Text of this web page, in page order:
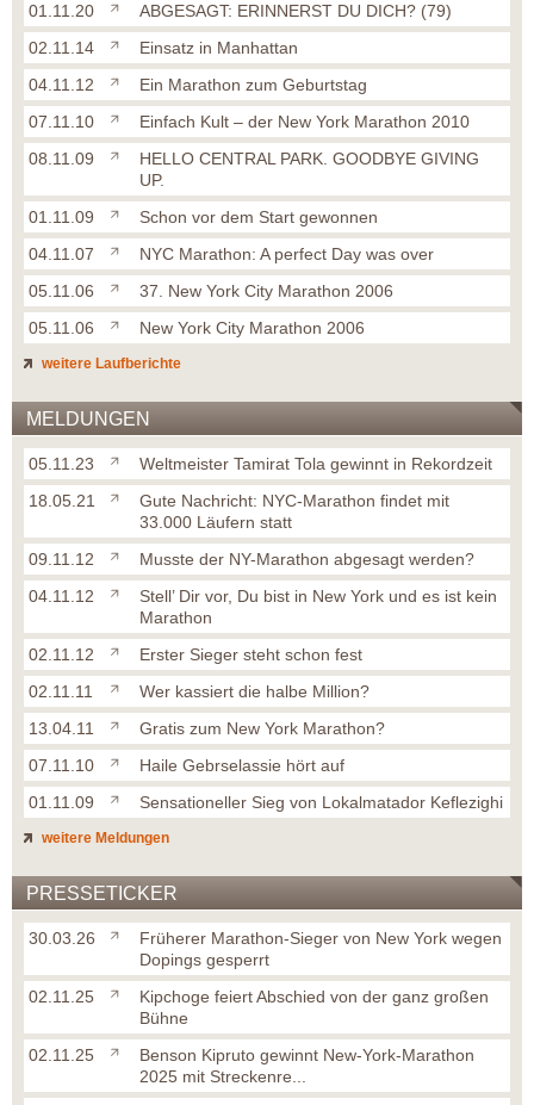
01.11.20
ABGESAGT: ERINNERST DU DICH? (79)
02.11.14
Einsatz in Manhattan
04.11.12
Ein Marathon zum Geburtstag
07.11.10
Einfach Kult – der New York Marathon 2010
08.11.09
HELLO CENTRAL PARK. GOODBYE GIVING
UP.
01.11.09
Schon vor dem Start gewonnen
04.11.07
NYC Marathon: A perfect Day was over
05.11.06
37. New York City Marathon 2006
05.11.06
New York City Marathon 2006
weitere Laufberichte
MELDUNGEN
05.11.23
Weltmeister Tamirat Tola gewinnt in Rekordzeit
18.05.21
Gute Nachricht: NYC-Marathon findet mit
33.000 Läufern statt
09.11.12
Musste der NY-Marathon abgesagt werden?
04.11.12
Stell’ Dir vor, Du bist in New York und es ist kein
Marathon
02.11.12
Erster Sieger steht schon fest
02.11.11
Wer kassiert die halbe Million?
13.04.11
Gratis zum New York Marathon?
07.11.10
Haile Gebrselassie hört auf
01.11.09
Sensationeller Sieg von Lokalmatador Keflezighi
weitere Meldungen
PRESSETICKER
30.03.26
Früherer Marathon-Sieger von New York wegen
Dopings gesperrt
02.11.25
Kipchoge feiert Abschied von der ganz großen
Bühne
02.11.25
Benson Kipruto gewinnt New-York-Marathon
2025 mit Streckenre...